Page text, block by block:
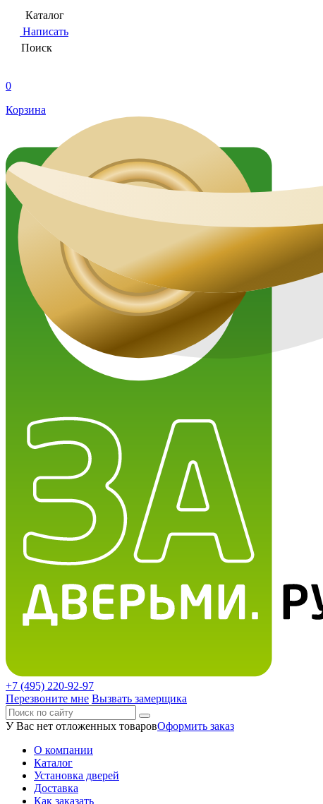
Каталог
Написать
Поиск
0
Корзина
+7 (495) 220-92-97
Перезвоните мне Вызвать замерщика
У Вас нет отложенных товаровОформить заказ
О компании
Каталог
Установка дверей
Доставка
Как заказать